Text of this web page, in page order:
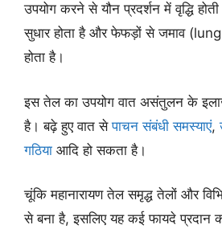
उपयोग करने से यौन प्रदर्शन में वृद्धि
सुधार होता है और फेफड़ों से जमाव
होता है।
इस तेल का उपयोग वात असंतुलन के
है। बढ़े हुए वात सेपाचन संबंधी समस्याएं,
गठिया आदि हो सकता है।
चूंकि महानारायण तेल समृद्ध तेलों और
से बना है, इसलिए यह कई फायदे प्रदान